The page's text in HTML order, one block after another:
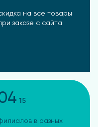
на все товары
заказе с сайта
15
в разных